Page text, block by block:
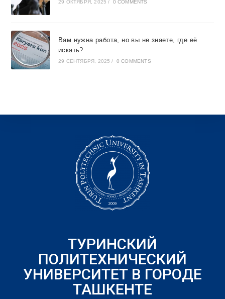
29 ОКТЯБРЯ, 2025 / 0 COMMENTS
Вам нужна работа, но вы не знаете, где её
искать?
29 СЕНТЯБРЯ, 2025 / 0 COMMENTS
ТУРИНСКИЙ
ПОЛИТЕХНИЧЕСКИЙ
УНИВЕРСИТЕТ В ГОРОДЕ
ТАШКЕНТЕ